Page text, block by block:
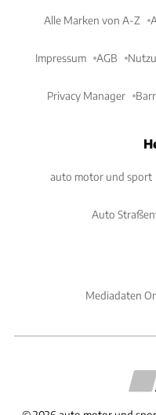
Alle Marken von A-Z
Impressum AGB
Privacy Manager
auto motor und sport
Auto
Mediadaten